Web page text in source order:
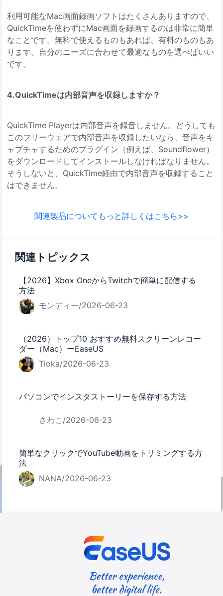
利用可能なMac画面録画ソフトはたくさんありますので、
QuickTimeを使わずにMac画面を録画するのは非常に簡単
なことです。無料で使えるものもあれば、有料のものもあ
ります。自分のニーズに合わせて最適なものを選べばいい
です。
4.QuickTimeは内部音声を収録しますか？
QuickTime Playerは内部音声を録音しません。どうしても
このフリーウェアで内部音声を収録したいなら、音声をキ
ャプチャするためのプラグイン（例えば、Soundflower）
をダウンロードしてインストールしなければなりません。
そうしないと、QuickTime経由で内部音声を収録すること
はできません。
関連製品についてもっと詳しくはこちら>>
関連トピックス
【2026】Xbox OneからTwitchで簡単に配信する
方法
モンディー/2026-06-23
（2026）トップ10 おすすめ無料スクリーンレコー
ダー（Mac）ーEaseUS
Tioka/2026-06-23
パソコンでインスタストーリーを保存する方法
さわこ/2026-06-23
簡単なクリックでYouTube動画をトリミングする方
法
NANA/2026-06-23